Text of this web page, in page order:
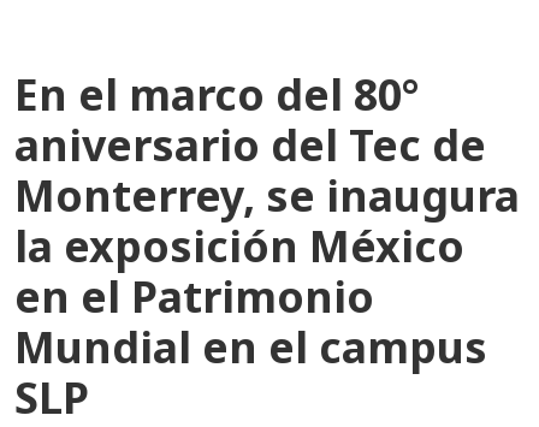
En el marco del 80°
aniversario del Tec de
Monterrey, se inaugura
la exposición México
en el Patrimonio
Mundial en el campus
SLP